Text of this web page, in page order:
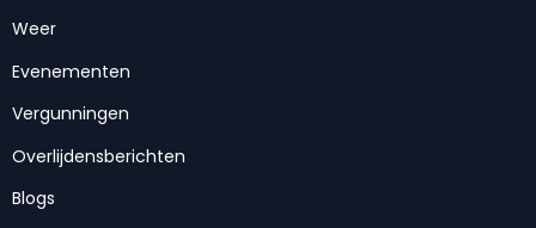
Weer
Evenementen
Vergunningen
Overlijdensberichten
Blogs